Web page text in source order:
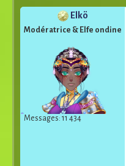
Elkö
Modératrice & Elfe ondine
Messages: 11 434